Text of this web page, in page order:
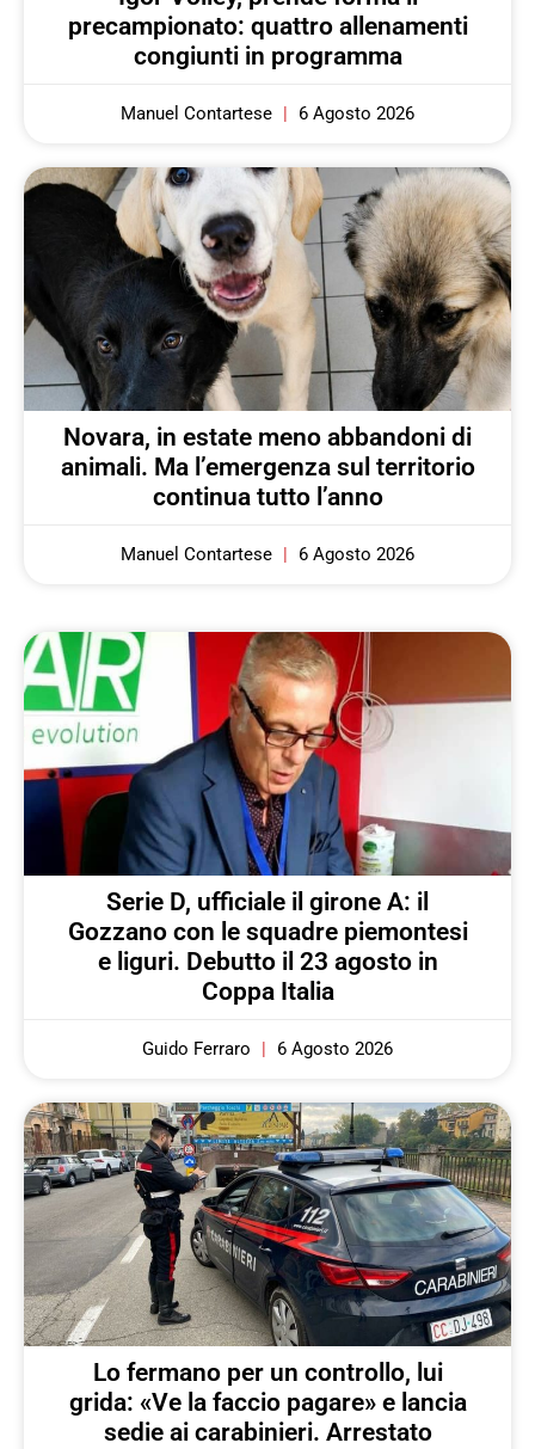
precampionato: quattro allenamenti
congiunti in programma
Manuel Contartese 6 Agosto 2026
Novara, in estate meno abbandoni di
animali. Ma l’emergenza sul territorio
continua tutto l’anno
Manuel Contartese 6 Agosto 2026
Serie D, ufficiale il girone A: il
Gozzano con le squadre piemontesi
e liguri. Debutto il 23 agosto in
Coppa Italia
Guido Ferraro 6 Agosto 2026
Lo fermano per un controllo, lui
grida: «Ve la faccio pagare» e lancia
sedie ai carabinieri. Arrestato